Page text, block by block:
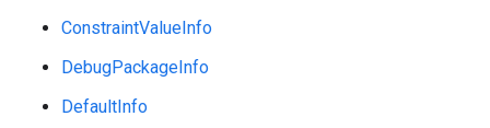
ConstraintValueInfo
DebugPackageInfo
DefaultInfo